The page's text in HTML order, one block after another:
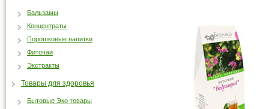
Бальзамы
Концентраты
Порошковые напитки
Фиточаи
Экстракты
Товары для здоровья
Бытовые Эко товары